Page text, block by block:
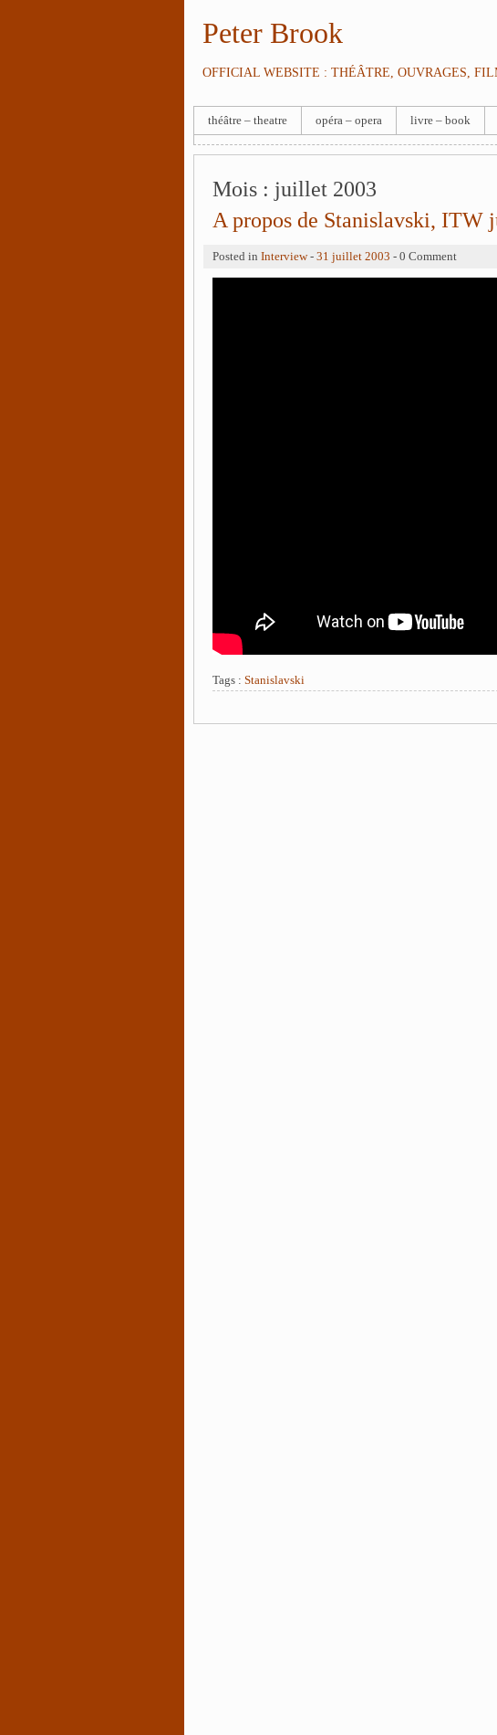
Peter Brook
OFFICIAL WEBSITE : THÉÂTRE, OUVRAGES,
théâtre – theatre opéra – opera livre – book
Mois : juillet 2003
A propos de Stanislavski, ITW
Posted in Interview- 31 juillet 2003 - 0 Comment
Tags : Stanislavski